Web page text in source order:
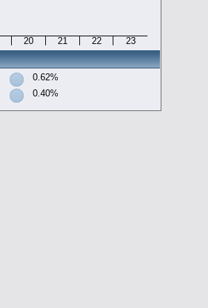
20 21 22
23
0.62%
0.40%